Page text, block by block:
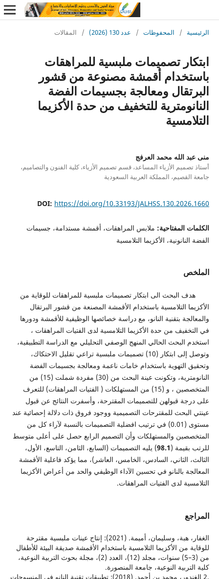
/ المحفوظات / عدد 130 (2026) / المقالات
تصميمات ملبسية للمراهقات
أقمشة مصنوعة من قشور
ومعالجة بجسيمات الفضة
للتخفيف من حدة الأكزيما
الله محمد العرفج
الأزياء المساعد، قسم تصميم الأزياء، كلية الفنون والتصاميم،
المملكة العربية السعودية
DOI:https://doi.org/10.33193/
المفتاحية:ملابس المراهقات، أقمشة مستدامة، جسيمات
الأكزيما التلامسية
الى ابتكار تصميمات ملبسية للمراهقات للوقاية من
التلامسية باستخدام الأقمشة المصنعة من قشور البرتقال
بتقنية النانو، مع دراسة خصائصها الوظيفية للأقمشة ودورها
من حدة الأكزيما التلامسية لدى الفتيات المراهقات ،
الحالي المنهج الوصفي التحليلي مع الدراسة التطبيقية،
وتوصل إلى ابتكار (10) تصميمات ملبسية تراعي تقليل الاحتكاك،
التهوية باستخدام خامات ناعمة ومعالجة بجسيمات الفضة
النانومترية، وتكونت عينة البحث من (30) مفردة شملت (15) من
المتخصصين ، و (15) من المستهلكات ( الفتيات المراهقات) للتعرف
قبولهن للتصميمات المقترحة، وأسفرت النتائج عن قبول
للمقترحات التصميمية ووجود فروق ذات دلالة إحصائية عند
مستوى (0.01) في ترتيب افضلية التصميمات بالنسبة لآراء كل من
والمستهلكات وأن التصميم الرابع حصل على أعلى متوسط
(
98.1) يليه التصميمات (السابع، الثامن، التاسع، الأول،
الثاني، السادس، الخامس، العاشر)، مما يؤكد فاعلية الأقمشة
بالنانو في تحسين الآداء الوظيفي والحد من أعراض الأكزيما
لدى الفتيات المراهقات.
الغفار، هبة، وسليمان، أميمة. (2021): إنتاج عينات ملبسية مقترحة
من الأكزيما التلامسية باستخدام الأقمشة صديقة البيئة للأطفال
من (3–5) سنوات، مجلد (12)، العدد (2)، مجلة بحوث التربية النوعية،
النوعية، جامعة المنصورة.
.2 الغندور، محمد بن أحمد. (2018): تطبيقات تقنية النانو في المنسوجات